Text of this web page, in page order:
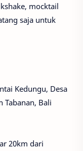
mocktail
saja untuk
Kedungu, Desa
Tabanan, Bali
20km dari